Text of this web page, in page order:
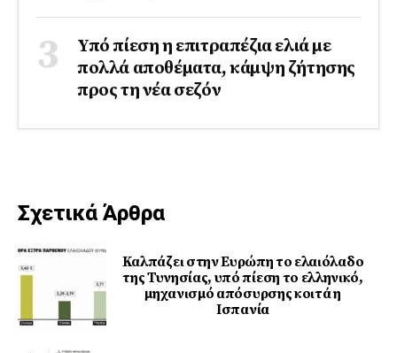
Υπό πίεση η επιτραπέζια ελιά με
πολλά αποθέματα, κάμψη ζήτησης
προς τη νέα σεζόν
Σχετικά Άρθρα
Καλπάζει στην Ευρώπη το ελαιόλαδο
της Τυνησίας, υπό πίεση το ελληνικό,
μηχανισμό απόσυρσης κοιτά η
Ισπανία